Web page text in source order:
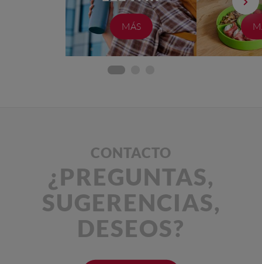
MÁS
CONTACTO
¿PREGUNTAS,
SUGERENCIAS,
DESEOS?